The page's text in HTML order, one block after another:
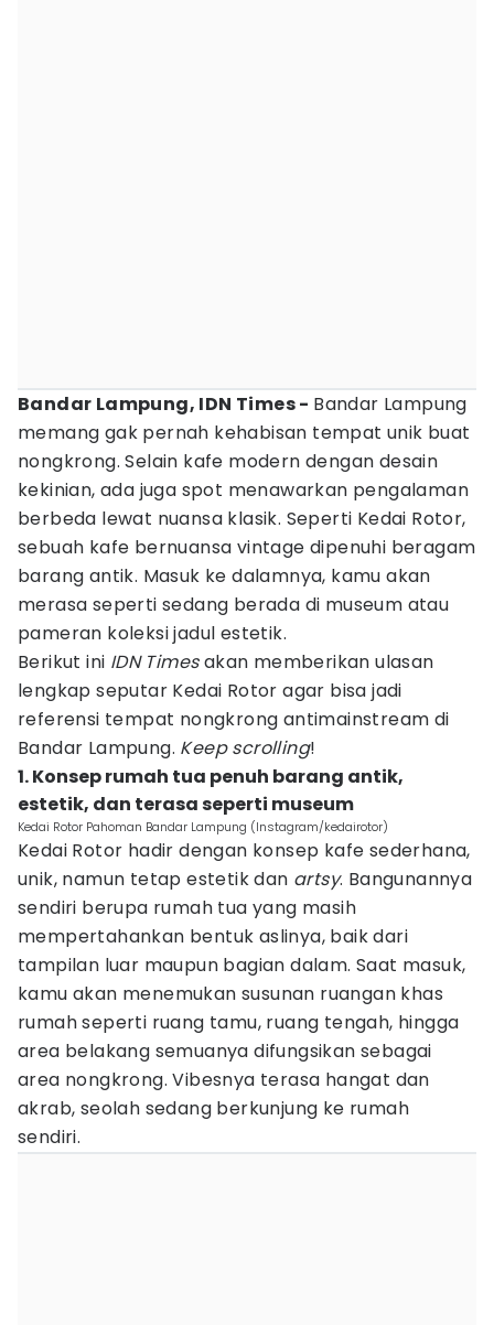
Bandar Lampung, IDN Times - Bandar Lampung
memang gak pernah kehabisan tempat unik buat
nongkrong. Selain kafe modern dengan desain
kekinian, ada juga spot menawarkan pengalaman
berbeda lewat nuansa klasik. Seperti Kedai Rotor,
sebuah kafe bernuansa vintage dipenuhi beragam
barang antik. Masuk ke dalamnya, kamu akan
merasa seperti sedang berada di museum atau
pameran koleksi jadul estetik.
Berikut ini IDN Timesakan memberikan ulasan
lengkap seputar Kedai Rotor agar bisa jadi
referensi tempat nongkrong antimainstream di
Bandar Lampung. Keep scrolling!
1. Konsep rumah tua penuh barang antik,
estetik, dan terasa seperti museum
Kedai Rotor Pahoman Bandar Lampung (Instagram/kedairotor)
Kedai Rotor hadir dengan konsep kafe sederhana,
unik, namun tetap estetik dan artsy. Bangunannya
sendiri berupa rumah tua yang masih
mempertahankan bentuk aslinya, baik dari
tampilan luar maupun bagian dalam. Saat masuk,
kamu akan menemukan susunan ruangan khas
rumah seperti ruang tamu, ruang tengah, hingga
area belakang semuanya difungsikan sebagai
area nongkrong. Vibesnya terasa hangat dan
akrab, seolah sedang berkunjung ke rumah
sendiri.